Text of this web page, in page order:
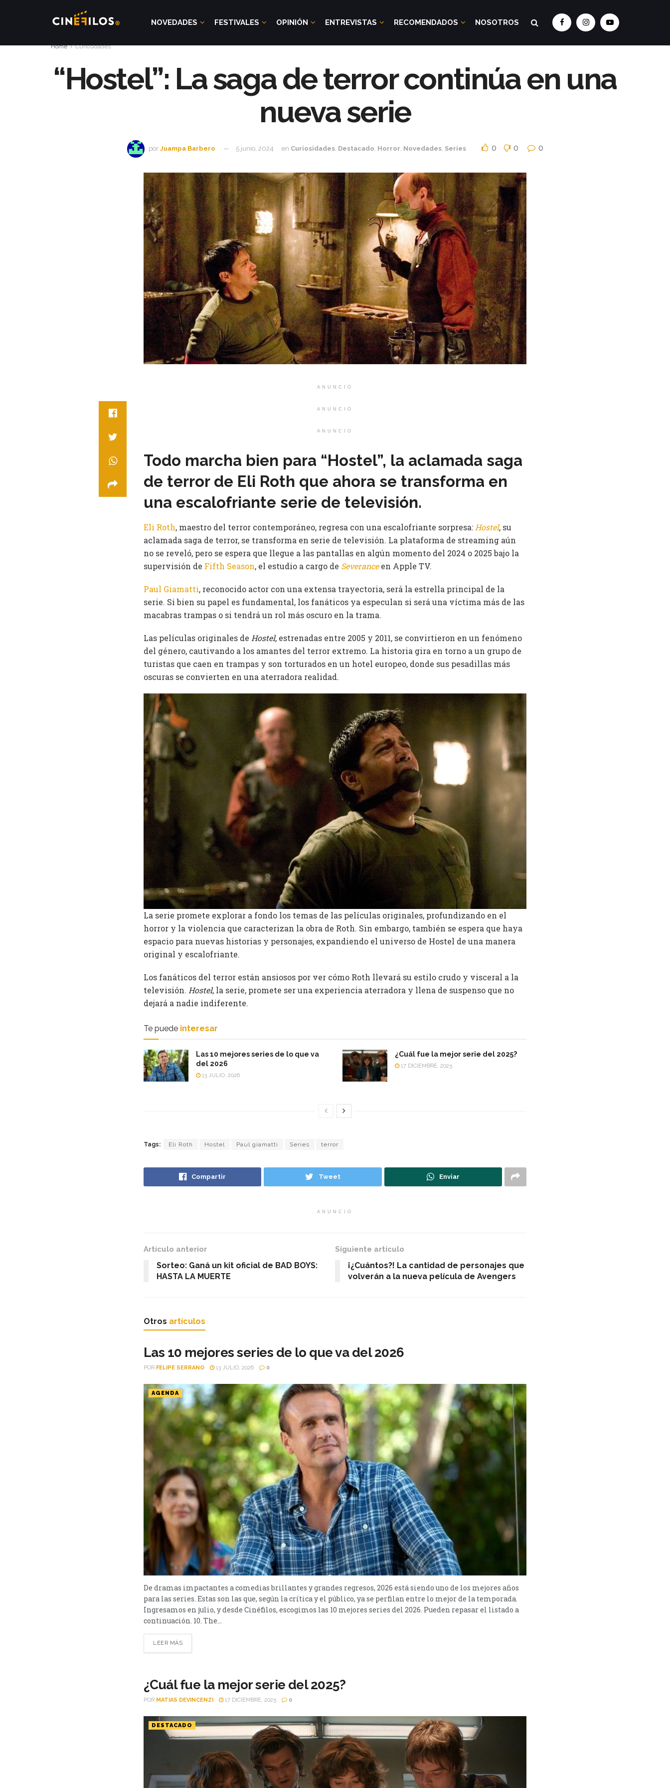
NOVEDADES FESTIVALES OPINIÓN ENTREVISTAS RECOMENDADOS NOSOTROS
Home Curiosidades
“Hostel”: La saga de terror continúa en una
nueva serie
por Juampa Barbero 5 junio, 2024 en Curiosidades, Destacado Horror Novedades, Series 0 0 0
ANUNCIO
ANUNCIO
ANUNCIO
Todo marcha bien para “Hostel”, la aclamada saga
de terror de Eli Roth que ahora se transforma en
una escalofriante serie de televisión.
Eli Roth, maestro del terror contemporáneo, regresa con una escalofriante sorpresa: Hostel, su
aclamada saga de terror, se transforma en serie de televisión. La plataforma de streaming aún
no se reveló, pero se espera que llegue a las pantallas en algún momento del 2024 o 2025 bajo la
supervisión de Fifth Season, el estudio a cargo de Severanceen Apple TV.
Paul Giamatti, reconocido actor con una extensa trayectoria, será la estrella principal de la
serie. Si bien su papel es fundamental, los fanáticos ya especulan si será una víctima más de las
macabras trampas o si tendrá un rol más oscuro en la trama.
Las películas originales de Hostel, estrenadas entre 2005 y 2011, se convirtieron en un fenómeno
del género, cautivando a los amantes del terror extremo. La historia gira en torno a un grupo de
turistas que caen en trampas y son torturados en un hotel europeo, donde sus pesadillas más
oscuras se convierten en una aterradora realidad.
La serie promete explorar a fondo los temas de las películas originales, profundizando en el
horror y la violencia que caracterizan la obra de Roth. Sin embargo, también se espera que haya
espacio para nuevas historias y personajes, expandiendo el universo de Hostel de una manera
original y escalofriante.
Los fanáticos del terror están ansiosos por ver cómo Roth llevará su estilo crudo y visceral a la
televisión. Hostel, la serie, promete ser una experiencia aterradora y llena de suspenso que no
dejará a nadie indiferente.
Te puede interesar
Las 10 mejores series de lo que va
del 2026
13 JULIO, 2026
¿Cuál fue la mejor serie del 2025?
17 DICIEMBRE, 2025
Tags: Eli Roth Hostel Paul giamatti Series terror
Compartir Tweet Enviar
ANUNCIO
Artículo anterior
Sorteo: Ganá un kit oficial de BAD BOYS:
HASTA LA MUERTE
Siguiente artículo
¡¿Cuántos?! La cantidad de personajes que
volverán a la nueva película de Avengers
Otros artículos
Las 10 mejores series de lo que va del 2026
POR FELIPE SERRANO 13 JULIO, 2026 0
AGENDA
De dramas impactantes a comedias brillantes y grandes regresos, 2026 está siendo uno de los mejores años
para las series. Estas son las que, según la crítica y el público, ya se perfilan entre lo mejor de la temporada.
Ingresamos en julio, y desde Cinéfilos, escogimos las 10 mejores series del 2026. Pueden repasar el listado a
continuación. 10. The...
LEER MÁS
¿Cuál fue la mejor serie del 2025?
POR MATIAS DEVINCENZI 17 DICIEMBRE, 2025 0
DESTACADO